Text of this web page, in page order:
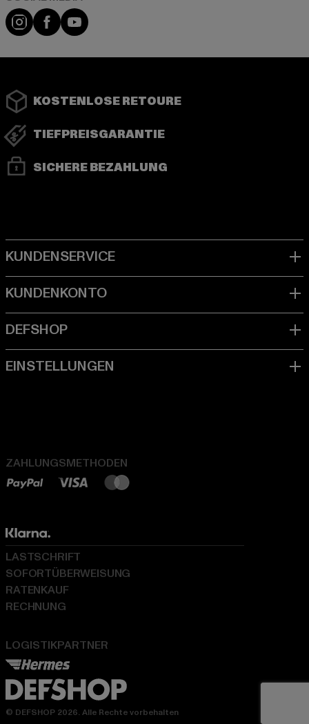
Instagram
FacebookYouTube
KOSTENLOSE RETOURE
TIEFPREISGARANTIE
SICHERE BEZAHLUNG
ZAHLUNGSMETHODEN
LOGISTIKPARTNER
LASTSCHRIFT
SOFORTÜBERWEISUNG
RATENKAUF
RECHNUNG
© DEFSHOP 2026. Alle Rechte vorbehalten